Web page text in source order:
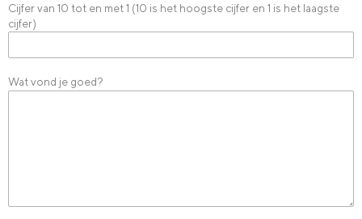
Cijfer van 10 tot en met 1 (10 is het hoogste cijfer en 1 is het laagste
cijfer)
Wat vond je goed?